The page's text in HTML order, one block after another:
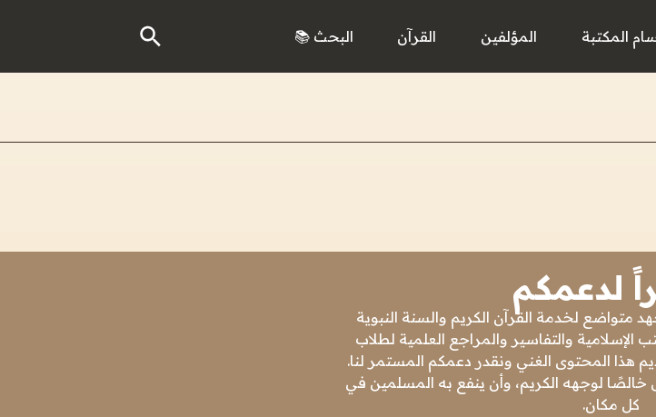
المكتبة المؤلفين القرآن البحث 📚
لدعمكم
متواضع لخدمة القرآن الكريم والسنة النبوية
الإسلامية والتفاسير والمراجع العلمية لطلاب
هذا المحتوى الغني ونقدر دعمكم المستمر لنا.
خالصًا لوجهه الكريم، وأن ينفع به المسلمين في
كل مكان.